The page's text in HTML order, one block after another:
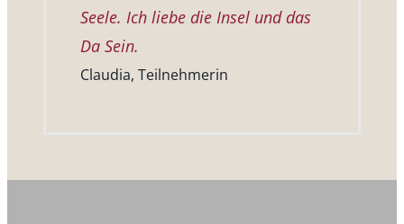
Seele. Ich liebe die Insel und das
Da Sein.
Claudia, Teilnehmerin